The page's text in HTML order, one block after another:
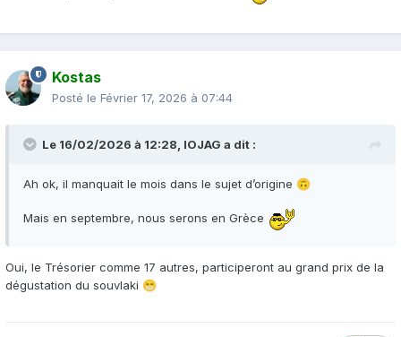
Kostas
Posté le Février 17, 2026 à 07:44
Le 16/02/2026 à 12:28, IOJAG a dit :
Ah ok, il manquait le mois dans le sujet d’origine 🙃
Mais en septembre, nous serons en Grèce
Oui, le Trésorier comme 17 autres, participeront au grand prix de la
dégustation du souvlaki 😁